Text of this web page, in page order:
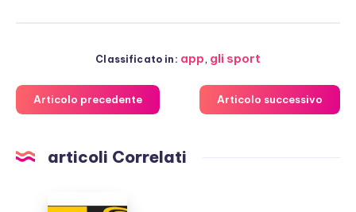
Classificato in: app, gli sport
Articolo precedente Articolo successivo
articoli Correlati